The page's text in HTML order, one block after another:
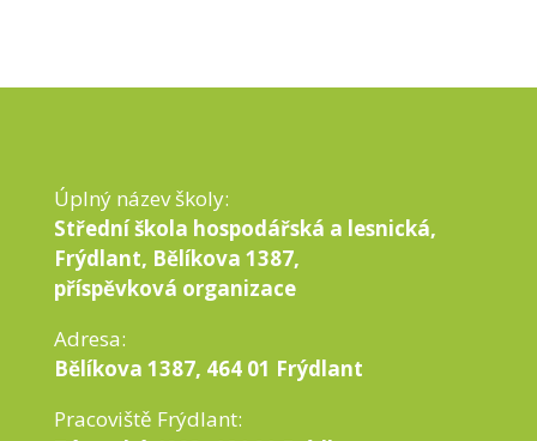
Úplný název školy:
Střední škola hospodářská a lesnická,
Frýdlant, Bělíkova 1387,
příspěvková organizace
Adresa:
Bělíkova 1387, 464 01 Frýdlant
Pracoviště Frýdlant: